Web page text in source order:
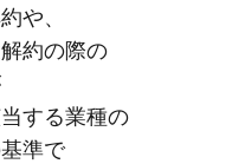
や​、​
約の​​際の​​
する​​業種の​​
準で​​